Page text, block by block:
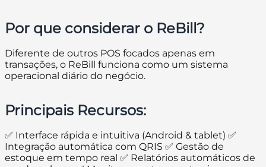
Por que considerar o ReBill?
Diferente de outros POS focados apenas em
transações, o ReBill funciona como um sistema
operacional diário do negócio.
Principais Recursos:
✅ Interface rápida e intuitiva (Android & tablet) ✅
Integração automática com QRIS ✅ Gestão de
estoque em tempo real ✅ Relatórios automáticos de